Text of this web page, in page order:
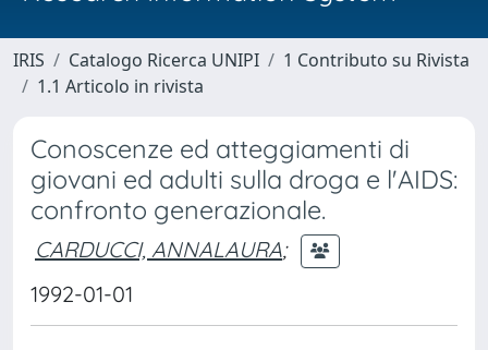
IRIS Catalogo Ricerca UNIPI
1 Contributo su Rivista
1.1 Articolo in rivista
Conoscenze ed atteggiamenti di
giovani ed adulti sulla droga e l'AIDS:
confronto generazionale.
CARDUCCI, ANNALAURA;
1992-01-01